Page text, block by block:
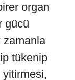
organ
gücü
zamanla
tükenip
yitirmesi,